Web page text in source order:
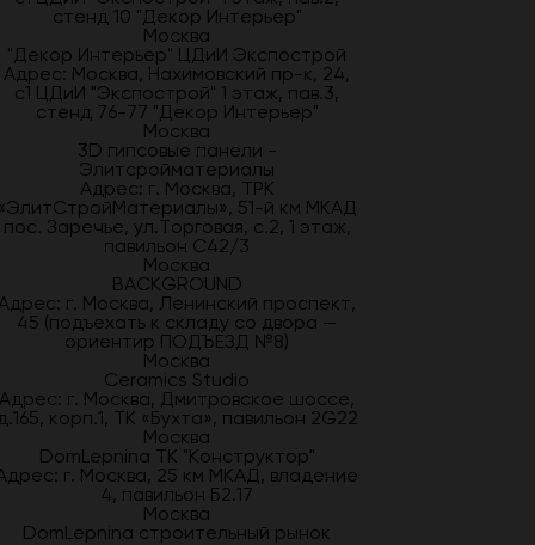
стенд 10 "Декор Интерьер"
Москва
"Декор Интерьер" ЦДиИ Экспострой
Адрес: Москва, Нахимовский пр-к, 24,
с1 ЦДиИ "Экспострой" 1 этаж, пав.3,
стенд 76-77 "Декор Интерьер"
Москва
3D гипсовые панели -
Элитсройматериалы
Адрес: г. Москва, ТРК
51-й км МКАД
пос. Заречье, ул.Торговая, с.2, 1 этаж,
павильон С42/3
Москва
BACKGROUND
г. Москва, Ленинский проспект,
45 (подъехать к складу со двора —
ориентир ПОДЪЕЗД №8)
Москва
Ceramics Studio
Адрес: г. Москва, Дмитровское шоссе,
корп.1, ТК «Бухта», павильон 2G22
Москва
DomLepnina ТК "Конструктор"
г. Москва, 25 км МКАД, владение
4, павильон Б2.17
Москва
DomLepnina строительный рынок